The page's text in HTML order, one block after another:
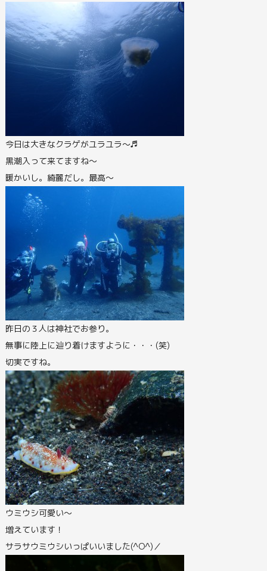
今日は大きなクラゲがユラユラ～♬
黒潮入って来てますね～
暖かいし。綺麗だし。最高～
昨日の３人は神社でお参り。
無事に陸上に辿り着けますように・・・(笑)
切実ですね。
ウミウシ可愛い～
増えています！
サラサウミウシいっぱいいました(^O^)／